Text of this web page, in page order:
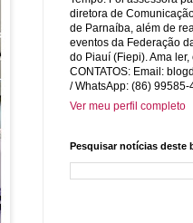
diretora de
de Parnaíba, além de
eventos da Federação
do Piauí (Fiepi). Ama
CONTATOS: Email:
/ WhatsApp: (86) 99585-
Ver meu perfil completo
Pesquisar notícias deste